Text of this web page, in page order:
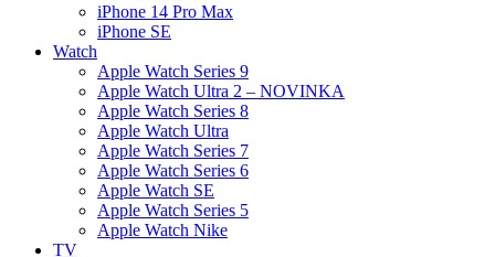
iPhone 14 Pro Max
iPhone SE
Watch
Apple Watch Series 9
Apple Watch Ultra 2 – NOVINKA
Apple Watch Series 8
Apple Watch Ultra
Apple Watch Series 7
Apple Watch Series 6
Apple Watch SE
Apple Watch Series 5
Apple Watch Nike
TV